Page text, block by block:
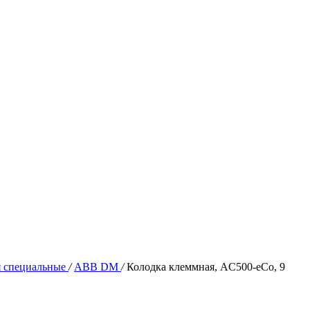
/ ABB DM / Колодка клеммная, AC500-eCo, 9